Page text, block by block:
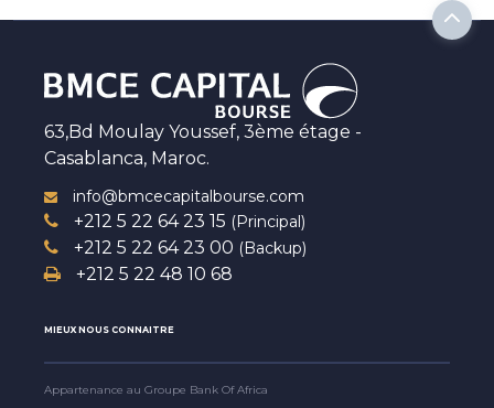
63,Bd Moulay Youssef, 3ème étage -
Casablanca, Maroc.
info@bmcecapitalbourse.com
+212 5 22 64 23 15 (Principal)
+212 5 22 64 23 00 (Backup)
+212 5 22 48 10 68
MIEUX NOUS CONNAITRE
Appartenance au Groupe Bank Of Africa